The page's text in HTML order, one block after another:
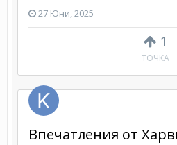
1
ТОЧКА
27 Юни, 2025
Впечатления от